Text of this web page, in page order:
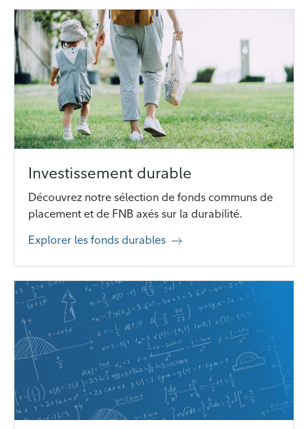
Investissement durable
Découvrez notre sélection de fonds communs de
placement et de FNB axés sur la durabilité.
Explorer les fonds durables